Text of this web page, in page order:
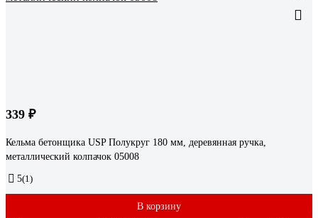
339 ₽
Кельма бетонщика USP Полукруг 180 мм, деревянная ручка,
металлический колпачок 05008
5(1)
В корзину